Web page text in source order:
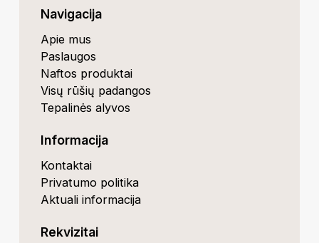
Navigacija
Apie mus
Paslaugos
Naftos produktai
Visų rūšių padangos
Tepalinės alyvos
Informacija
Kontaktai
Privatumo politika
Aktuali informacija
Rekvizitai